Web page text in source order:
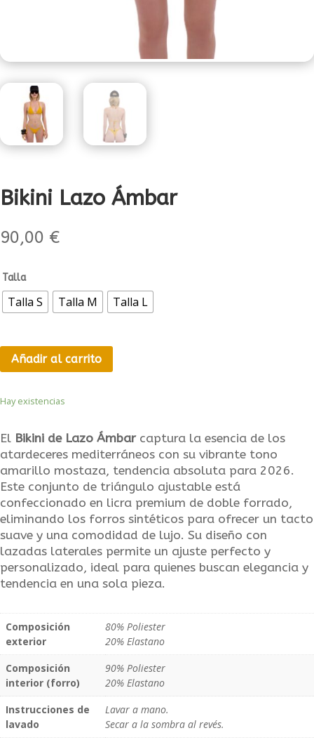
Bikini Lazo Ámbar
90,00 €
Talla
Talla S Talla M Talla L
Añadir al carrito
Hay existencias
El Bikini de Lazo Ámbarcaptura la esencia de los
atardeceres mediterráneos con su vibrante tono
amarillo mostaza, tendencia absoluta para 2026.
Este conjunto de triángulo ajustable está
confeccionado en licra premium de doble forrado,
eliminando los forros sintéticos para ofrecer un tacto
suave y una comodidad de lujo. Su diseño con
lazadas laterales permite un ajuste perfecto y
personalizado, ideal para quienes buscan elegancia y
tendencia en una sola pieza.
Composición
exterior
80% Poliester
20% Elastano
Composición
interior (forro)
90% Poliester
20% Elastano
Instrucciones de
lavado
Lavar a mano.
Secar a la sombra al revés.